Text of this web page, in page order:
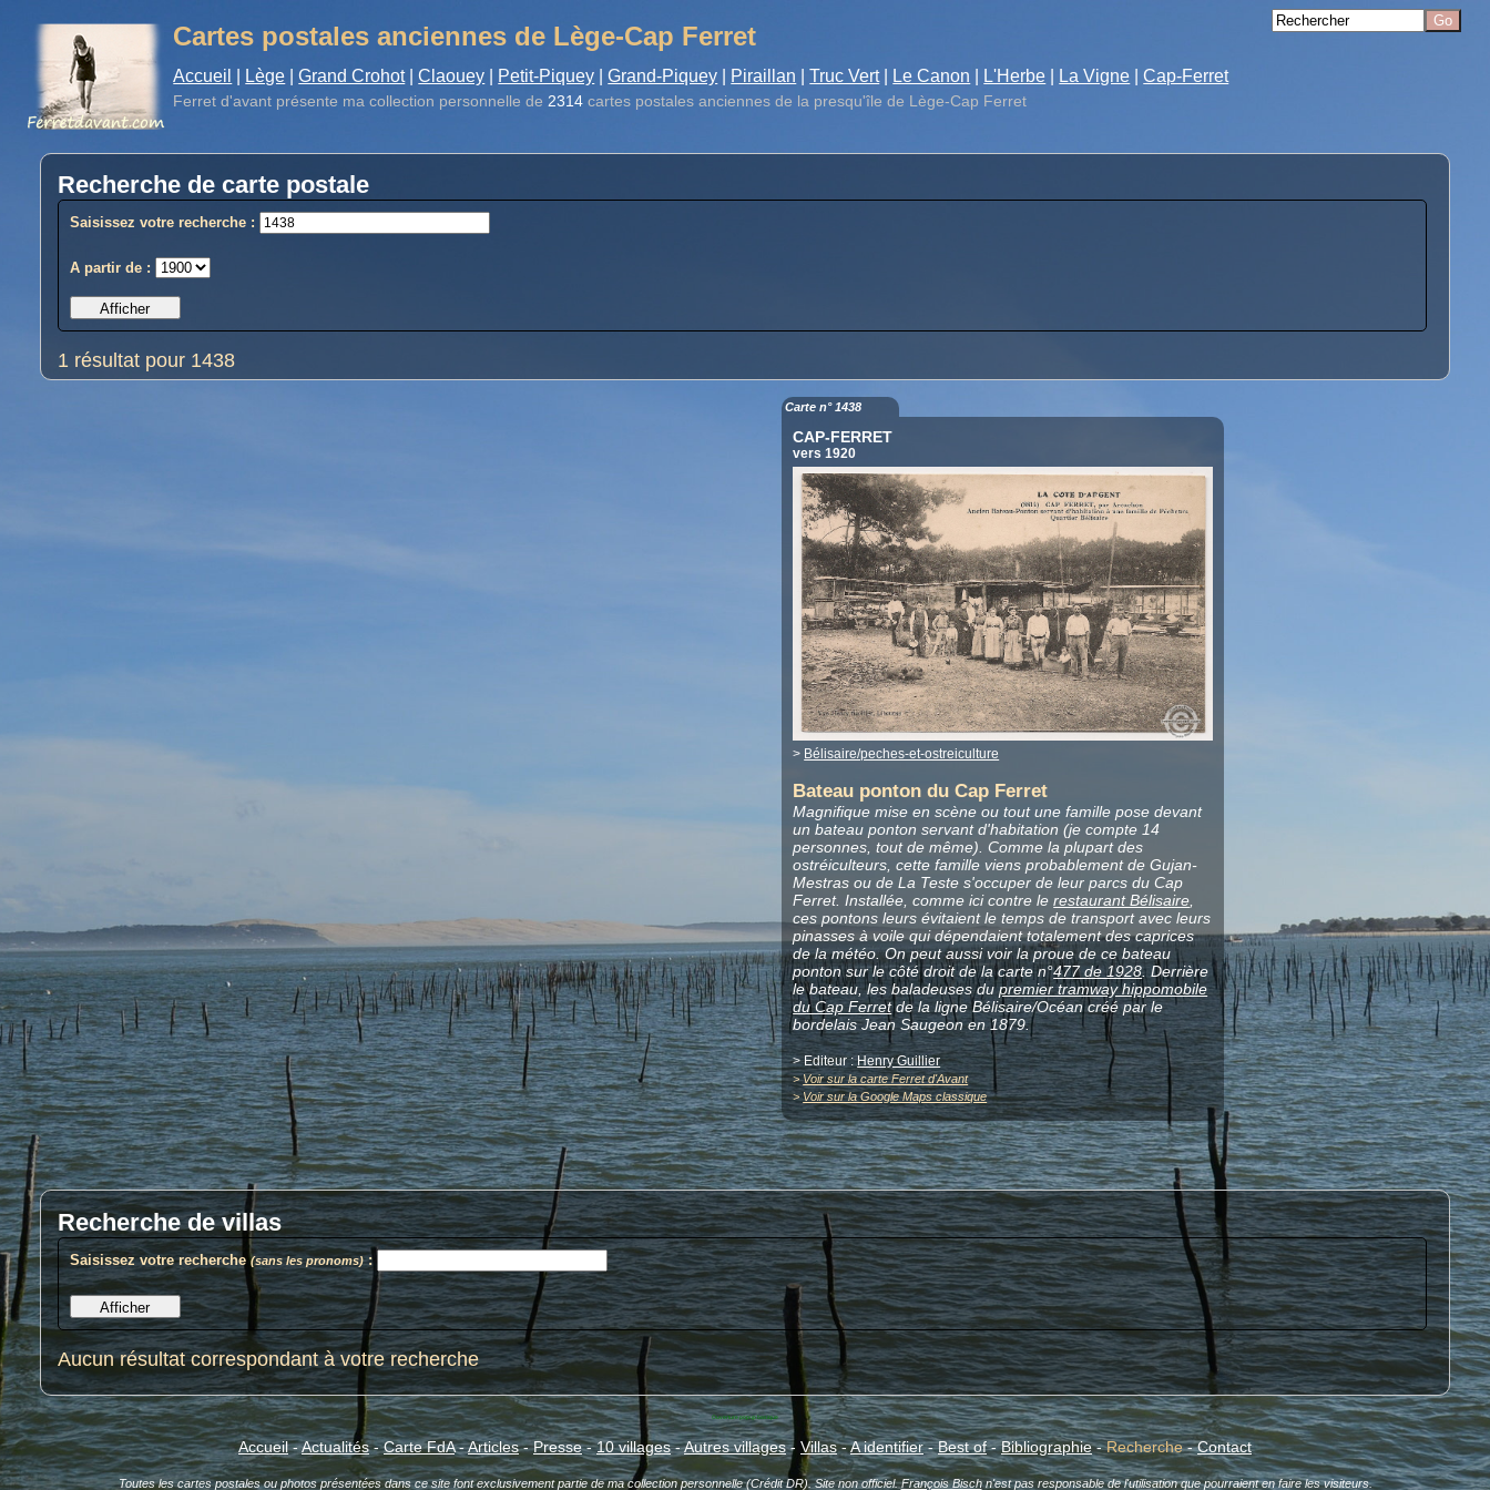
Cartes postales anciennes de Lège-Cap Ferret
Accueil Lège Grand Crohot Claouey Petit-Piquey Grand-Piquey Piraillan Truc Vert Le Canon L'Herbe La Vigne Cap-Ferret
Ferret d'avant présente ma collection personnelle de 2314 cartes postales anciennes de la presqu'île de Lège-Cap Ferret
Recherche de carte postale
Saisissez votre recherche :
A partir de :
1 résultat pour 1438
Carte n° 1438
CAP-FERRET
vers 1920
> Bélisaire/peches-et-ostreiculture
Bateau ponton du Cap Ferret
Magnifique mise en scène ou tout une famille pose devant
un bateau ponton servant d'habitation (je compte 14
personnes, tout de même). Comme la plupart des
ostréiculteurs, cette famille viens probablement de Gujan-
Mestras ou de La Teste s'occuper de leur parcs du Cap
Ferret. Installée, comme ici contre lerestaurant Bélisaire,
ces pontons leurs évitaient le temps de transport avec leurs
pinasses à voile qui dépendaient totalement des caprices
de la météo. On peut aussi voir la proue de ce bateau
ponton sur le côté droit de la carte n°477 de 1928. Derrière
le bateau, les baladeuses dupremier tramway hippomobile
du Cap Ferretde la ligne Bélisaire/Océan créé par le
bordelais Jean Saugeon en 1879.
> Editeur :Henry Guillier
>Voir sur la carte Ferret d'Avant
>Voir sur la Google Maps classique
Recherche de villas
Saisissez votre recherche(sans les pronoms):
Aucun résultat correspondant à votre recherche
Ouverture popup basique
Accueil-Actualités-Carte FdA-Articles-Presse-10 villages-Autres villages- Villas-A identifier-Best of-Bibliographie-Recherche-Contact
Toutes les cartes postales ou photos présentées dans ce site font exclusivement partie de ma collection personnelle (Crédit DR). Site non officiel.François Bischn'est pas responsable de l'utilisation que pourraient en faire les visiteurs.